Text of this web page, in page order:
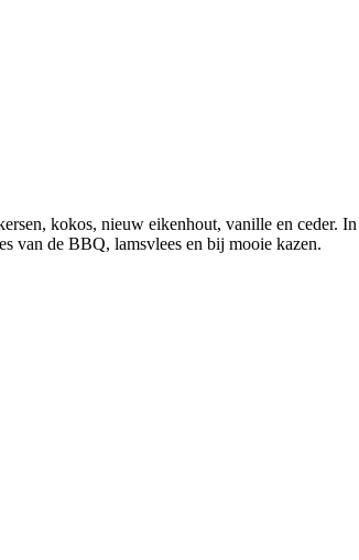
kokos, nieuw eikenhout, vanille en ceder.
van de BBQ, lamsvlees en bij mooie kazen.